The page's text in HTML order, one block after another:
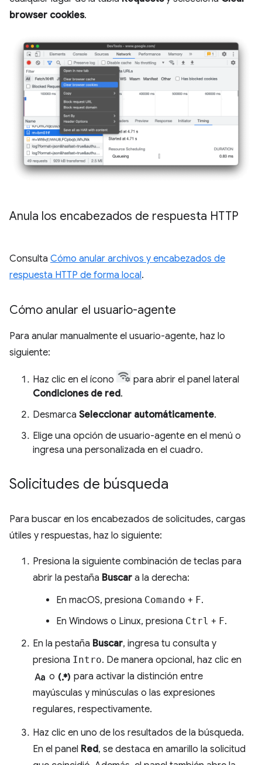
browser cookies.
Anula los encabezados de respuesta HTTP
Consulta Cómo anular archivos y encabezados de
respuesta HTTP de forma local.
Cómo anular el usuario-agente
Para anular manualmente el usuario-agente, haz lo
siguiente:
Haz clic en el ícono
para abrir el panel lateral
Condiciones de red.
Desmarca Seleccionar automáticamente.
Elige una opción de usuario-agente en el menú o
ingresa una personalizada en el cuadro.
Solicitudes de búsqueda
Para buscar en los encabezados de solicitudes, cargas
útiles y respuestas, haz lo siguiente:
Presiona la siguiente combinación de teclas para
abrir la pestaña Buscar a la derecha:
En macOS, presiona Comando + F.
En Windows o Linux, presiona Ctrl + F.
En la pestaña Buscar, ingresa tu consulta y
presiona Intro. De manera opcional, haz clic en
match_case o regular_expression para activar la distinción entre
mayúsculas y minúsculas o las expresiones
regulares, respectivamente.
Haz clic en uno de los resultados de la búsqueda.
En el panel Red, se destaca en amarillo la solicitud